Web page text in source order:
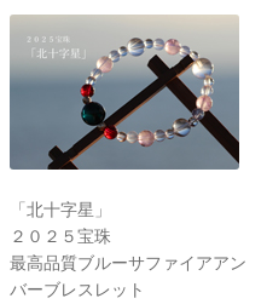
「北十字星」
２０２５宝珠
最高品質ブルーサファイアアン
バーブレスレット